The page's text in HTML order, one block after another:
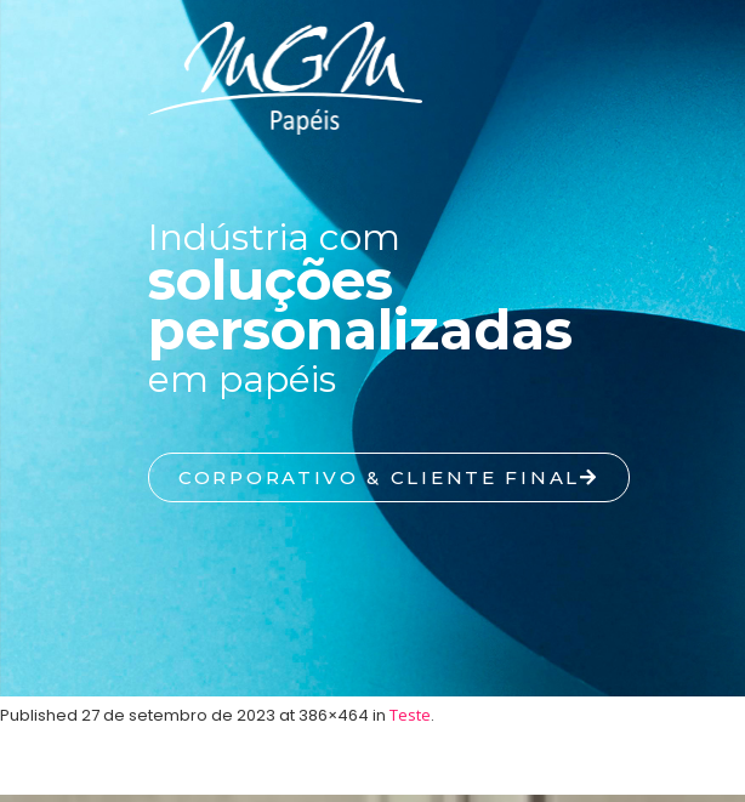
Indústria com
soluções
personalizadas
em papéis
CORPORATIVO & CLIENTE FINAL
Published 27 de setembro de 2023 at 386×464 in Teste.